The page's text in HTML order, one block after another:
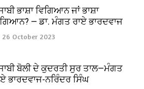
ਭਾਸ਼ਾ ਵਿਗਿਆਨ ਜਾਂ ਭਾਸ਼ਾ
— ਡਾ. ਮੰਗਤ ਰਾਏ ਭਾਰਦਵਾਜ
26 October 2023
ਬੋਲੀ ਦੇ ਕੁਦਰਤੀ ਸੁਰ ਤਾਲ—ਮੰਗਤ
ਭਾਰਦਵਾਜ-ਨਰਿੰਦਰ ਸਿੰਘ